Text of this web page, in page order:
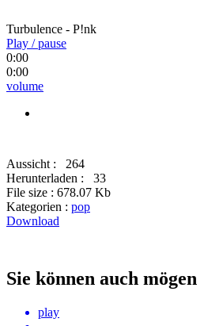
Turbulence - P!nk
Play / pause
0:00
0:00
volume
Aussicht :
264
Herunterladen :
33
File size : 678.07 Kb
Kategorien : pop
Download
Sie können auch mögen
play